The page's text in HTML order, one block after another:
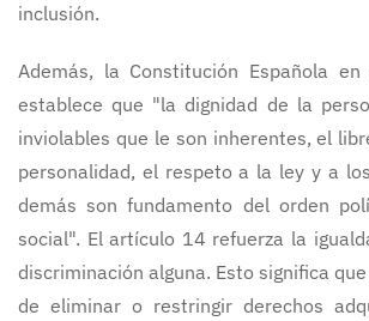
inclusión.
Además, la Constitución Española
establece que "la dignidad de la
inviolables que le son inherentes, el
personalidad, el respeto a la ley y a
demás son fundamento del orden
social". El artículo 14 refuerza la
discriminación alguna. Esto significa
de eliminar o restringir derechos